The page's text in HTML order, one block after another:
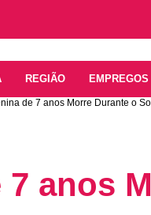
REGIÃO EMPREGOS
de 7 anos Morre Durante o
7 anos